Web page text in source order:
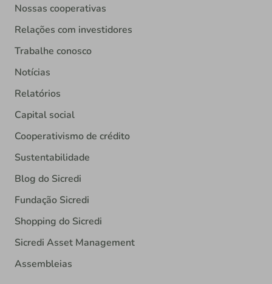
Nossas cooperativas
Relações com investidores
Trabalhe conosco
Notícias
Relatórios
Capital social
Cooperativismo de crédito
Sustentabilidade
Blog do Sicredi
Fundação Sicredi
Shopping do Sicredi
Sicredi Asset Management
Assembleias